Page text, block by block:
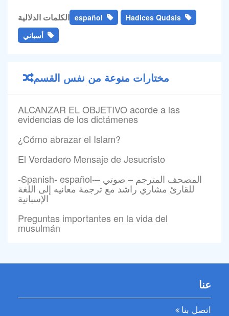
الكلمات الدلالية español
Hadices Qudsis
أسباني
مختارات منوعة من نفس القسم
ALCANZAR EL OBJETIVO acorde a las
evidencias de los dictámenes
¿Cómo abrazar el Islam?
El Verdadero Mensaje de Jesucristo
-Spanish- español-المصحف المترجم – صوتي –
للقارئ مشاري راشد مع ترجمة معانيه إلى اللغة
الإسبانية
Preguntas importantes en la vida del
musulmán
عنا
اتصل بنا